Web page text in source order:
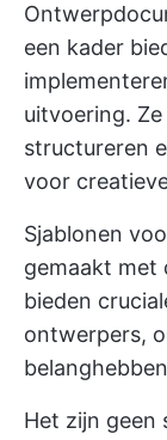
een kader
uitvoering.
structureren
voor
Sjablonen
gemaakt met
bieden
ontwerpers,
Het zijn geen